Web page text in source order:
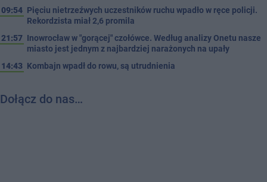
09:54 Pięciu nietrzeźwych uczestników ruchu wpadło w ręce policji.
Rekordzista miał 2,6 promila
21:57 Inowrocław w "gorącej" czołówce. Według analizy Onetu nasze
miasto jest jednym z najbardziej narażonych na upały
14:43 Kombajn wpadł do rowu, są utrudnienia
Dołącz do nas…